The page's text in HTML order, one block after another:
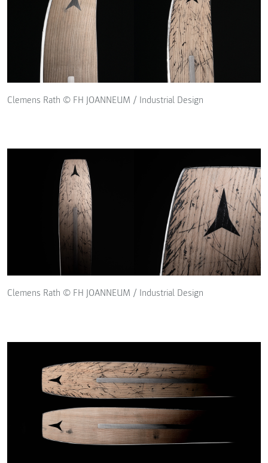
Clemens Rath © FH JOANNEUM / Industrial Design
Clemens Rath © FH JOANNEUM / Industrial Design